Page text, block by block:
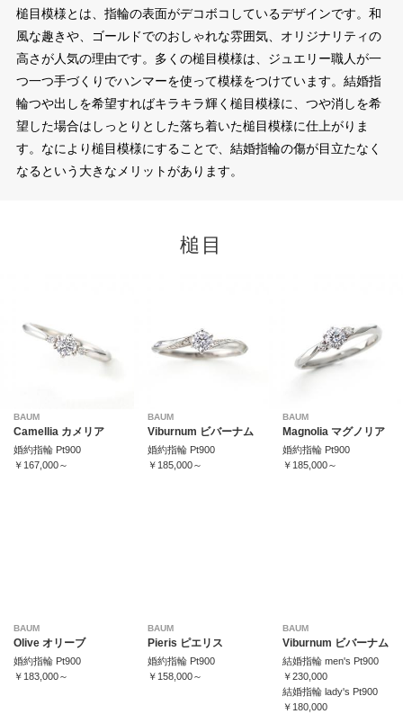
槌目模様とは、指輪の表面がデコボコしているデザインです。和
風な趣きや、ゴールドでのおしゃれな雰囲気、オリジナリティの
高さが人気の理由です。多くの槌目模様は、ジュエリー職人が一
つ一つ手づくりでハンマーを使って模様をつけています。結婚指
輪つや出しを希望すればキラキラ輝く槌目模様に、つや消しを希
望した場合はしっとりとした落ち着いた槌目模様に仕上がりま
す。なにより槌目模様にすることで、結婚指輪の傷が目立たなく
なるという大きなメリットがあります。
槌目
BAUM
Camellia カメリア
婚約指輪 Pt900
￥167,000～
BAUM
Viburnum ビバーナム
婚約指輪 Pt900
￥185,000～
BAUM
Magnolia マグノリア
婚約指輪 Pt900
￥185,000～
BAUM
Olive オリーブ
婚約指輪 Pt900
￥183,000～
BAUM
Pieris ピエリス
婚約指輪 Pt900
￥158,000～
BAUM
Viburnum ビバーナム
結婚指輪 men's Pt900
￥230,000
結婚指輪 lady's Pt900
￥180,000